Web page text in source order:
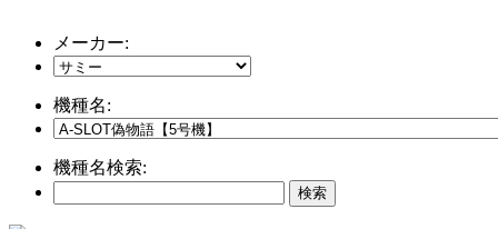
メーカー:
機種名:
機種名検索: